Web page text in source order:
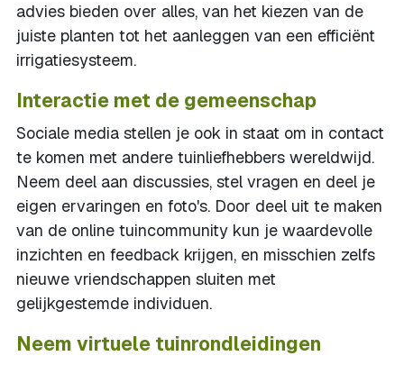
advies bieden over alles, van het kiezen van de
juiste planten tot het aanleggen van een efficiënt
irrigatiesysteem.
Interactie met de gemeenschap
Sociale media stellen je ook in staat om in contact
te komen met andere tuinliefhebbers wereldwijd.
Neem deel aan discussies, stel vragen en deel je
eigen ervaringen en foto's. Door deel uit te maken
van de online tuincommunity kun je waardevolle
inzichten en feedback krijgen, en misschien zelfs
nieuwe vriendschappen sluiten met
gelijkgestemde individuen.
Neem virtuele tuinrondleidingen